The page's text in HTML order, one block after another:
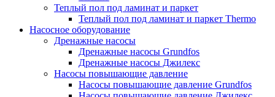
Теплый пол под ламинат и паркет
Теплый пол под ламинат и паркет Thermo
Насосное оборудование
Дренажные насосы
Дренажные насосы Grundfos
Дренажные насосы Джилекс
Насосы повышающие давление
Насосы повышающие давление Grundfos